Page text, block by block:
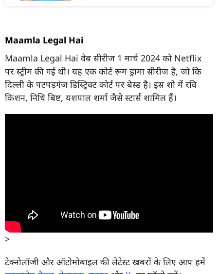
Maamla Legal Hai
Maamla Legal Hai वेब सीरीज 1 मार्च 2024 को Netflix
पर स्ट्रीम की गई थी। यह एक कोर्ट रूम ड्रामा सीरीज है, जो कि
दिल्ली के पटपड़गंज डिस्ट्रिक्ट कोर्ट पर बेस्ड है। इस शो में रवि
किशन, निधि बिष्ट, यशपाल शर्मा जैसे स्टार्स शामिल हैं।
>
टेक्नोलॉजी और ऑटोमोबाइल की लेटेस्ट खबरों के लिए आप हमें